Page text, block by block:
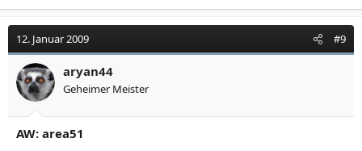
12. Januar 2009 #9
aryan44
Geheimer Meister
AW: area51